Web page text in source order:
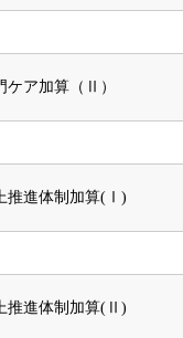
ケア加算（Ⅱ）
推進体制加算(Ⅰ)
推進体制加算(Ⅱ)